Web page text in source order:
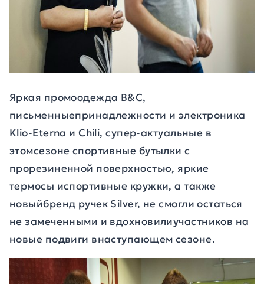
Яркая промоодежда B&C,
письменныепринадлежности и электроника
Klio-Eterna и Chili, супер-актуальные в
этомсезоне спортивные бутылки с
прорезиненной поверхностью, яркие
термосы испортивные кружки, а также
новыйбренд ручек Silver, не смогли остаться
не замеченными и вдохновилиучастников на
новые подвиги внаступающем сезоне.